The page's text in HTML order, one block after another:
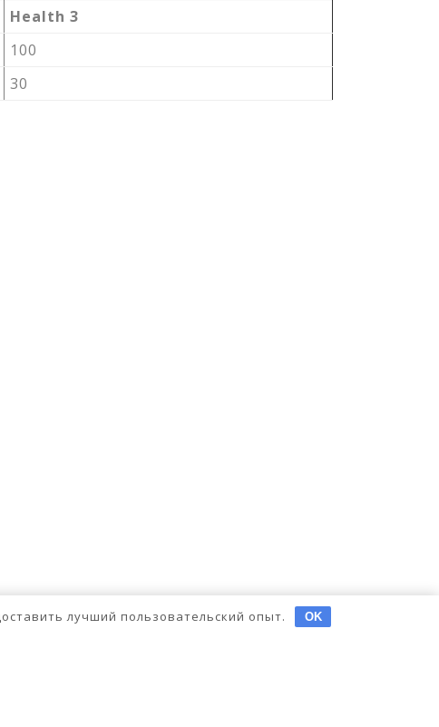
Health 3
100
30
лучший пользовательский опыт. OK